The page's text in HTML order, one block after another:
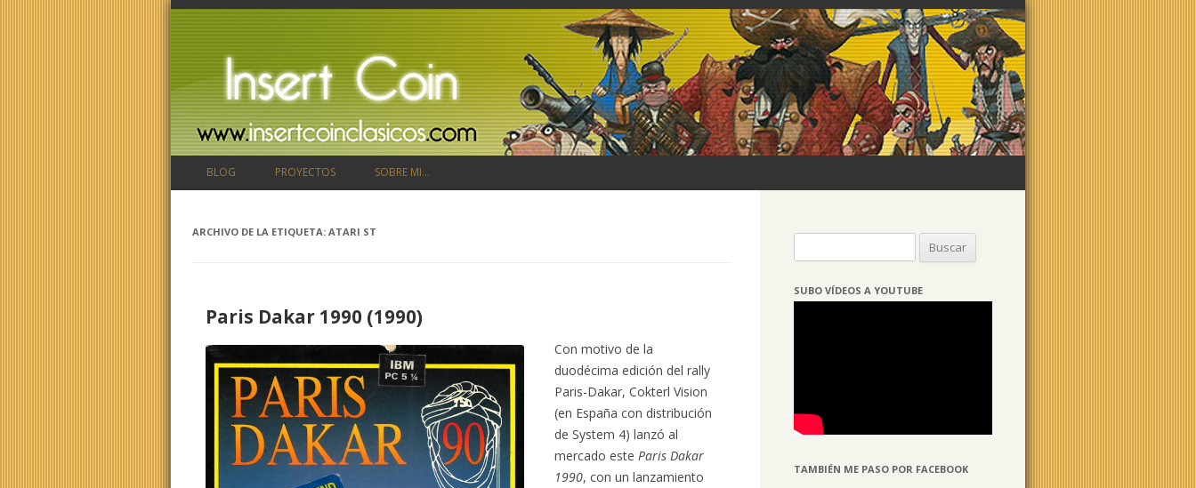
BLOG PROYECTOS SOBRE MI…
ARCHIVO DE LA ETIQUETA: ATARI ST
Paris Dakar 1990 (1990)
Con motivo de la
duodécima edición del rally
Paris-Dakar, Cokterl Vision
(en España con distribución
de System 4) lanzó al
mercado este Paris Dakar
1990, con un lanzamiento
SUBO VÍDEOS A YOUTUBE
TAMBIÉN ME PASO POR FACEBOOK